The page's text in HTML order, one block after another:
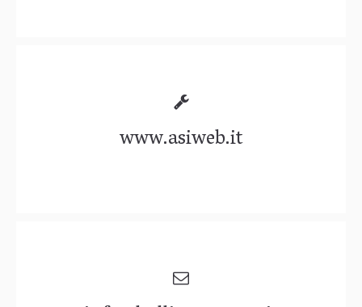
www.asiweb.it